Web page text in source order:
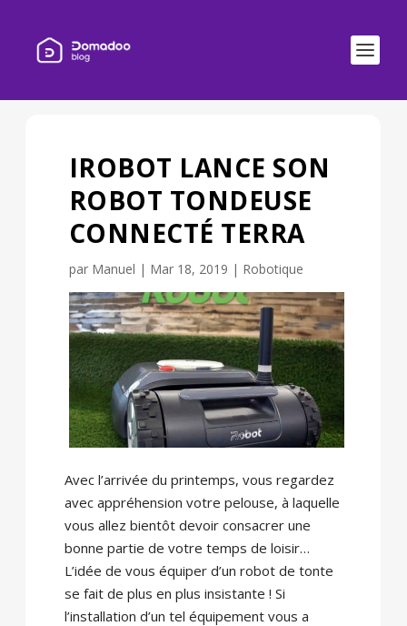
IROBOT LANCE SON
ROBOT TONDEUSE
CONNECTÉ TERRA
par Manuel | Mar 18, 2019 | Robotique
Avec l’arrivée du printemps, vous regardez
avec appréhension votre pelouse, à laquelle
vous allez bientôt devoir consacrer une
bonne partie de votre temps de loisir…
L’idée de vous équiper d’un robot de tonte
se fait de plus en plus insistante ! Si
l’installation d’un tel équipement vous a